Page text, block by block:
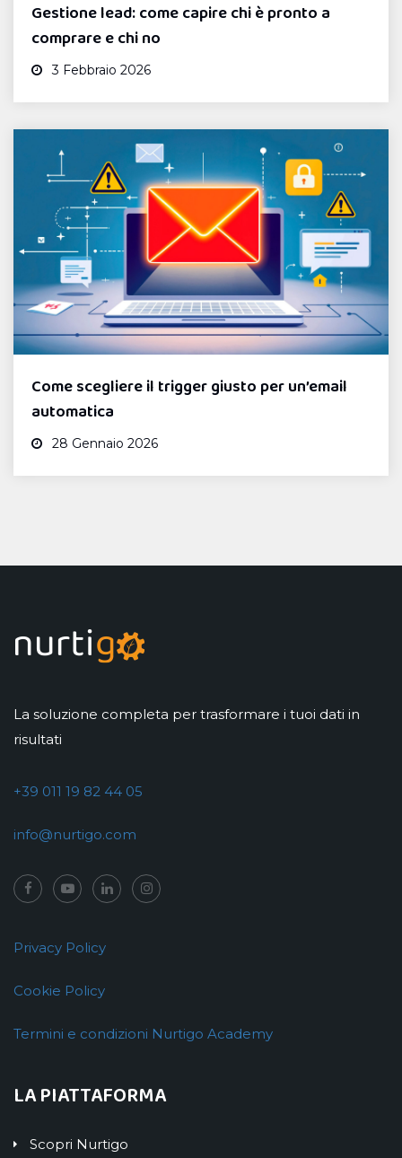
Gestione lead: come capire chi è pronto a
comprare e chi no
3 Febbraio 2026
Come scegliere il trigger giusto per un’email
automatica
28 Gennaio 2026
La soluzione completa per trasformare i tuoi dati in
risultati
+39 011 19 82 44 05
info@nurtigo.com
Privacy Policy
Cookie Policy
Termini e condizioni Nurtigo Academy
LA PIATTAFORMA
Scopri Nurtigo